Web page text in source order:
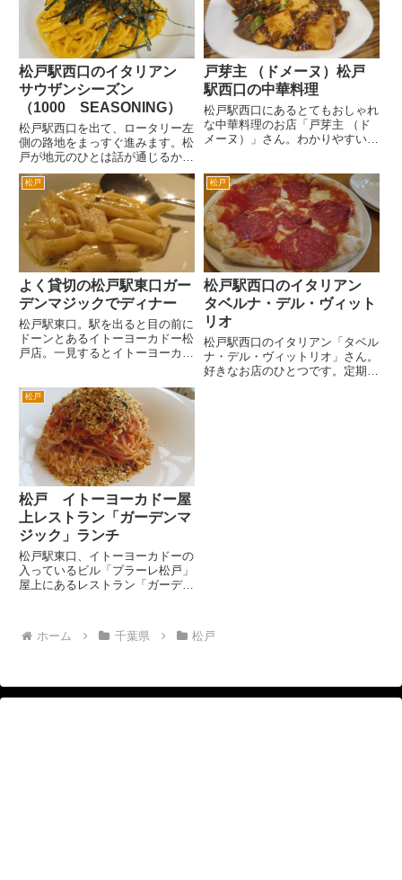
てますよね。宴会プランが予算
に...
い...
松戸駅西口のイタリアン
サウザンシーズン
（1000 SEASONING）
松戸駅西口を出て、ロータリー左
側の路地をまっすぐ進みます。松
戸が地元のひとは話が通じるかと
おもいますが、「わらそう」の前
の道です。わらそうは、昔松戸駅
東口と西口あったレコードやおも
ちゃ、楽器などを販売するお店で
した。 いまはありません。そ
の...
戸芽主 （ドメーヌ）松戸
駅西口の中華料理
松戸駅西口にあるとてもおしゃれ
な中華料理のお店「戸芽主 （ド
メーヌ）」さん。わかりやすい道
すぐに旧水戸街道の交差点にぶ
つかるので、右へ。次の信号の手
前右手にあります。ロイヤルホ...
松戸
よく貸切の松戸駅東口ガー
デンマジックでディナー
松戸駅東口。駅を出ると目の前に
ドーンとあるイトーヨーカドー松
戸店。一見するとイトーヨーカド
レ松戸です。 そのプラーレ松
戸の屋上にあるレストランが、ガ
ーデンマジックです。屋上庭園
に...
松戸
松戸駅西口のイタリアン
タベルナ・デル・ヴィット
リオ
松戸駅西口のイタリアン「タベル
ナ・デル・ヴィットリオ」さん。
好きなお店のひとつです。定期的
松戸
松戸 イトーヨーカドー屋
上レストラン「ガーデンマ
ジック」ランチ
松戸駅東口、イトーヨーカドーの
入っているビル「プラーレ松戸」
屋上にあるレストラン「ガーデン
フェ形式となっています。そして
メインのパスタを選びます。
ホーム 千葉県 松戸